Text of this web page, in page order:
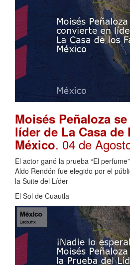
Moisés Peñaloza
líder de La Casa
México. 04 de
El actor ganó la prueba “El
Aldo Rendón fue elegido por el
la Suite del Líder
El Sol de Cuautla